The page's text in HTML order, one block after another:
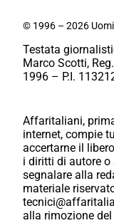
© 1996 – 2026
Testata
Marco Scotti,
1996 – P.I.
Affaritaliani,
internet, compie
accertarne il
i diritti di autore
segnalare alla
materiale
alla rimozione